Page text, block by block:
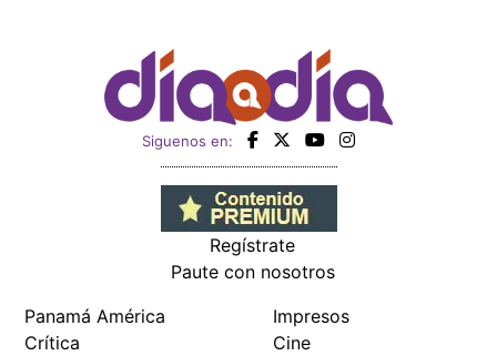
Siguenos en:
Regístrate
Paute con nosotros
Panamá América
Crítica
Impresos
Cine